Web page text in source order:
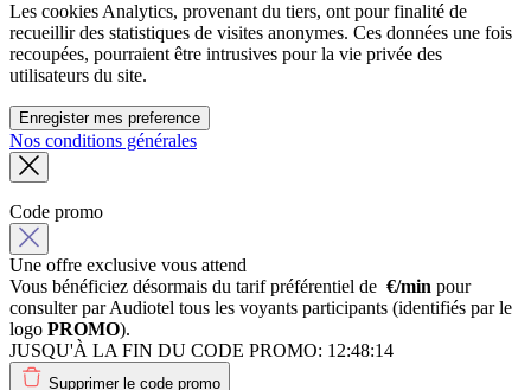
Les cookies Analytics, provenant du tiers, ont pour finalité de
recueillir des statistiques de visites anonymes. Ces données une fois
recoupées, pourraient être intrusives pour la vie privée des
utilisateurs du site.
Enregister mes preference
Nos conditions générales
Code promo
Une offre exclusive vous attend
Vous bénéficiez désormais du tarif préférentiel de €/min pour
consulter par Audiotel tous les voyants participants (identifiés par le
logo PROMO).
JUSQU'À LA FIN DU CODE PROMO: 12:48:14
Supprimer le code promo